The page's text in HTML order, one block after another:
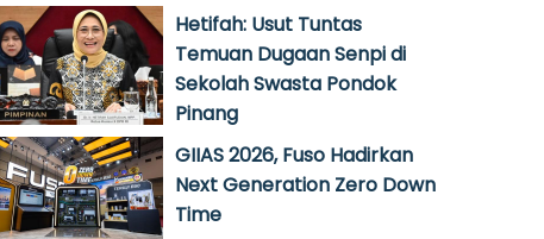
Hetifah: Usut Tuntas
Temuan Dugaan Senpi di
Sekolah Swasta Pondok
Pinang
GIIAS 2026, Fuso Hadirkan
Next Generation Zero Down
Time